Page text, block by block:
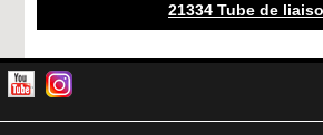
21334 Tube de